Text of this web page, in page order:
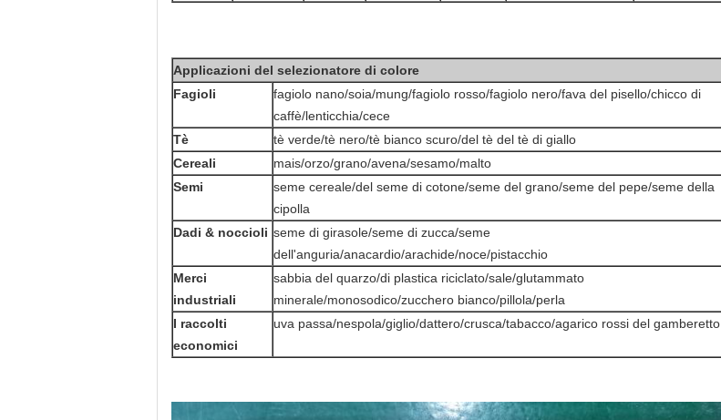
Applicazioni del selezionatore di colore
Fagioli
fagiolo nano/soia/mung/fagiolo rosso/fagiolo nero/fava del pisello/chicco di
caffè/lenticchia/cece
Tè
tè verde/tè nero/tè bianco scuro/del tè del tè di giallo
Cereali
mais/orzo/grano/avena/sesamo/malto
Semi
seme cereale/del seme di cotone/seme del grano/seme del pepe/seme della
cipolla
Dadi & noccioli seme di girasole/seme di zucca/seme
dell'anguria/anacardio/arachide/noce/pistacchio
Merci
industriali
sabbia del quarzo/di plastica riciclato/sale/glutammato
minerale/monosodico/zucchero bianco/pillola/perla
I raccolti
economici
uva passa/nespola/giglio/dattero/crusca/tabacco/agarico rossi del gamberetto